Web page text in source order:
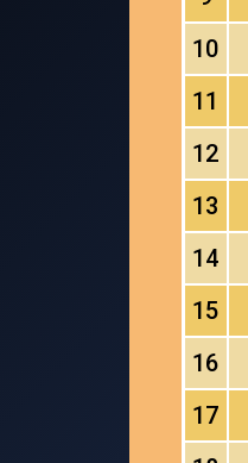
10
11
12
13
14
15
16
17